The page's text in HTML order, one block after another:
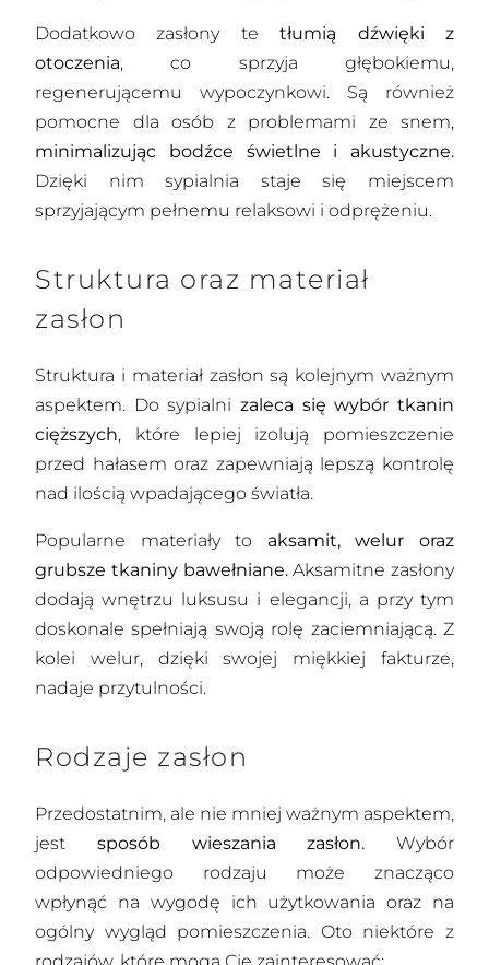
Dodatkowo zasłony tetłumią dźwięki z
otoczenia, co sprzyja głębokiemu,
regenerującemu wypoczynkowi. Są również
pomocne dla osób z problemami ze snem,
minimalizując bodźce świetlne i akustyczne.
Dzięki nim sypialnia staje się miejscem
sprzyjającym pełnemu relaksowi i odprężeniu.
Struktura oraz materiał
zasłon
Struktura i materiał zasłon są kolejnym ważnym
aspektem. Do sypialni zaleca się wybór tkanin
cięższych, które lepiej izolują pomieszczenie
przed hałasem oraz zapewniają lepszą kontrolę
nad ilością wpadającego światła.
Popularne materiały to aksamit, welur oraz
grubsze tkaniny bawełniane.Aksamitne zasłony
dodają wnętrzu luksusu i elegancji, a przy tym
doskonale spełniają swoją rolę zaciemniającą. Z
kolei welur, dzięki swojej miękkiej fakturze,
nadaje przytulności.
Rodzaje zasłon
Przedostatnim, ale nie mniej ważnym aspektem,
jest sposób wieszania zasłon. Wybór
odpowiedniego rodzaju może znacząco
wpłynąć na wygodę ich użytkowania oraz na
ogólny wygląd pomieszczenia. Oto niektóre z